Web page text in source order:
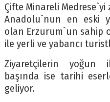
Çifte Minareli
Anadolu`nun en eski
olan Erzurum`un sahip
ile yerli ve yabancı
Ziyaretçilerin yoğun
başında ise tarihi
geliyor.